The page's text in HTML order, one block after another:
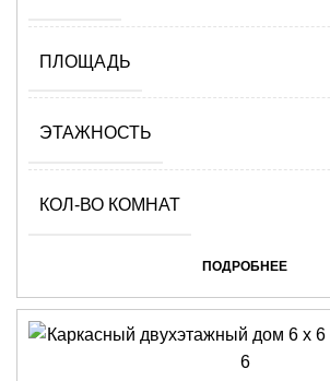
ПЛОЩАДЬ
ЭТАЖНОСТЬ
КОЛ-ВО КОМНАТ
ПОДРОБНЕЕ